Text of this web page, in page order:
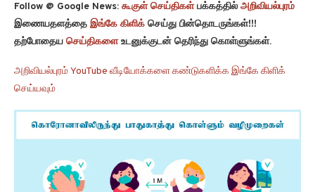
Follow @ Google News: கூகுள் செய்திகள்பக்கத்தில் அறிவியல்புரம்
இணையதளத்தை இங்கே கிளிக் செய்து பின்தொடருங்கள்!!!
தற்போதைய செய்திகளைஉடனுக்குடன் தெரிந்து கொள்ளுங்கள்.
அறிவியல்புரம் YouTube வீடியோக்களை கண்டுகளிக்க இங்கே கிளிக்
செய்யவும்